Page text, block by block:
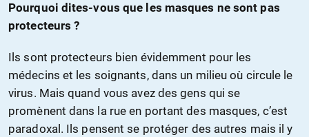
Pourquoi dites-vous que les masques ne sont pas
protecteurs ?
Ils sont protecteurs bien évidemment pour les
médecins et les soignants, dans un milieu où circule le
virus. Mais quand vous avez des gens qui se
promènent dans la rue en portant des masques, c’est
paradoxal. Ils pensent se protéger des autres mais il y